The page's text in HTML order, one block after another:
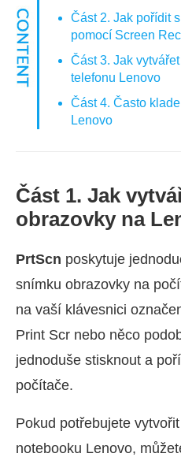
Část 2. Jak pořídit
pomocí Screen
Část 3. Jak
telefonu Lenovo
Část 4. Často
Lenovo
Část 1. Jak
obrazovky na
PrtScn poskytuje
snímku obrazovky na
na vaší klávesnici
Print Scr nebo něco
jednoduše stisknout a
počítače.
Pokud potřebujete
notebooku Lenovo,